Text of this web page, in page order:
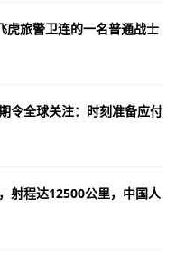
虎旅警卫连的一名普通战士
令全球关注：时刻准备应付
射程达12500公里，中国人